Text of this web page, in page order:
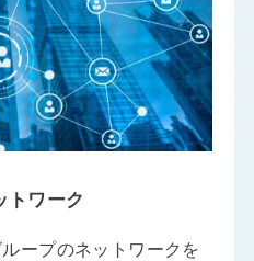
トワーク
ープのネットワークを